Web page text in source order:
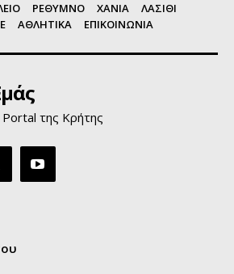
ΡΕΘΥΜΝΟ ΧΑΝΙΑ
ΛΑΣΙΘΙ
ΑΘΛΗΤΙΚΑ ΕΠΙΚΟΙΝΩΝΙΑ
της Κρήτης